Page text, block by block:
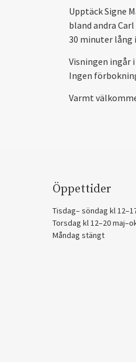
Upptäck Signe
bland andra
30 minuter
Visningen ingår
Ingen
Varmt
Öppettider
Tisdag– söndag kl
Torsdag kl 12–20
Måndag stängt